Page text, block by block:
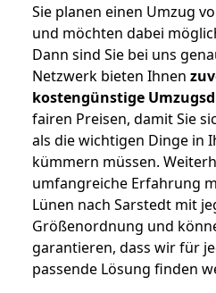
Sie planen einen Umzug
und möchten dabei
Dann sind Sie bei uns
Netzwerk bieten Ihnen
kostengünstige
fairen Preisen, damit Sie
als die wichtigen Dinge in
kümmern müssen.
umfangreiche Erfahrung
Lünen nach Sarstedt mit
Größenordnung und
garantieren, dass wir für
passende Lösung finden